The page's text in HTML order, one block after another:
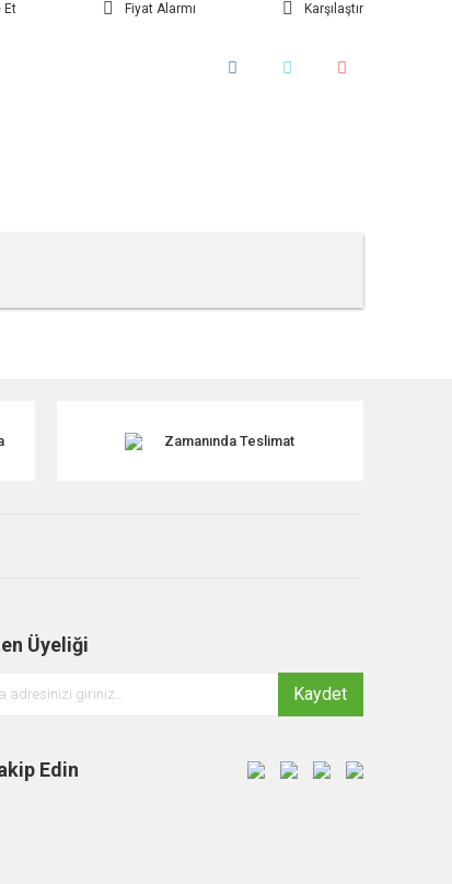
Et Fiyat Alarmı Karşılaştır
Zamanında Teslimat
Üyeliği
Kaydet
Edin